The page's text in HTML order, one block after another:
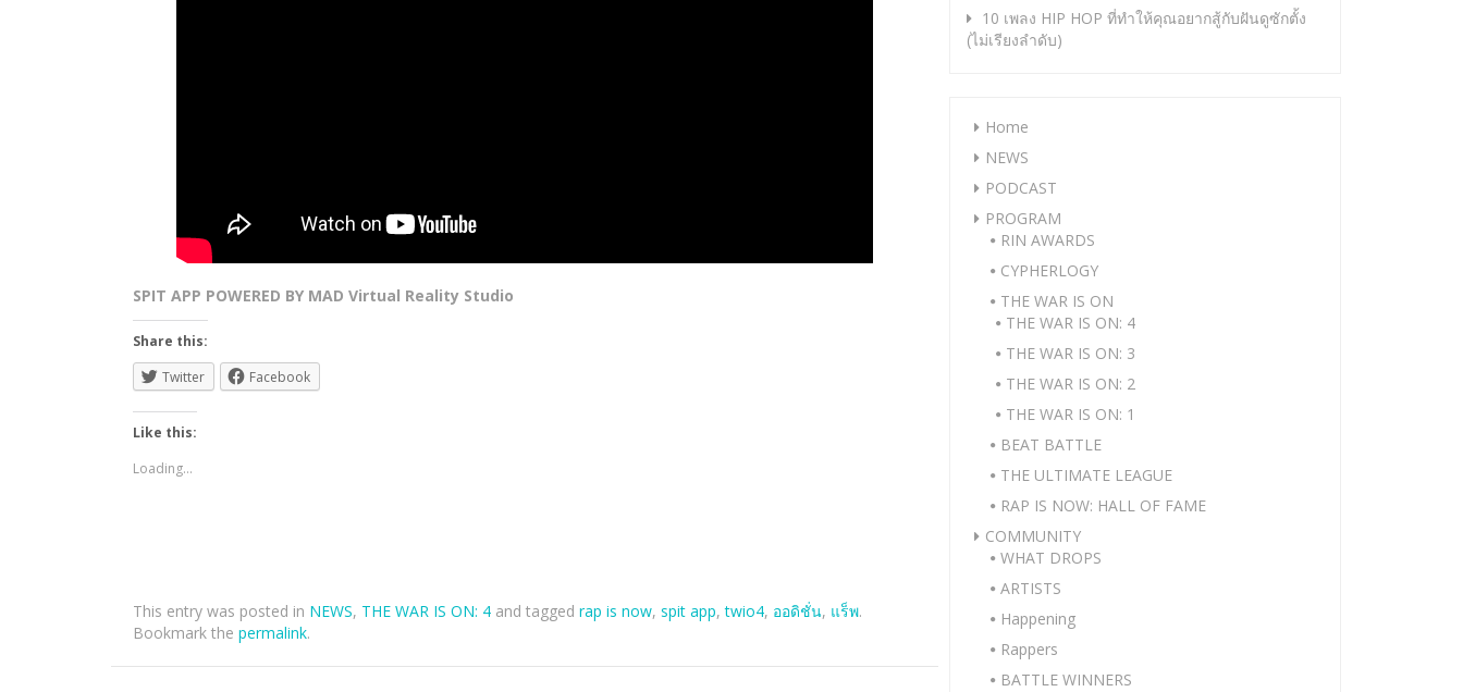
SPIT APP POWERED BY MAD Virtual Reality Studio
Share this:
Twitter
Facebook
Like this:
Loading...
This entry was posted in NEWS, THE WAR IS ON: 4 and tagged rap is now, spit app,twio4, ออดิชั่น, แร็พ.
Bookmark the permalink.
10 เพลง HIP HOP ที่ทำให้คุณอยากสู้กับฝันดูซักตั้ง
(ไม่เรียงลำดับ)
Home
NEWS
PODCAST
PROGRAM
RIN AWARDS
CYPHERLOGY
THE WAR IS ON
THE WAR IS ON: 4
THE WAR IS ON: 3
THE WAR IS ON: 2
THE WAR IS ON: 1
BEAT BATTLE
THE ULTIMATE LEAGUE
RAP IS NOW: HALL OF FAME
COMMUNITY
WHAT DROPS
ARTISTS
Happening
Rappers
BATTLE WINNERS